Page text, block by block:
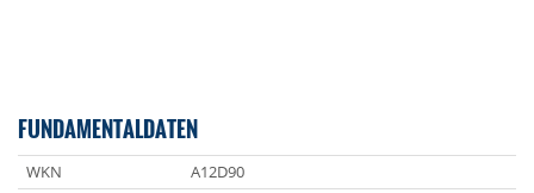
FUNDAMENTALDATEN
WKN
A12D90